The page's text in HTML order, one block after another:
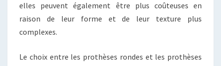
elles peuvent également être plus coûteuses en
raison de leur forme et de leur texture plus
complexes.
Le choix entre les prothèses rondes et les prothèses